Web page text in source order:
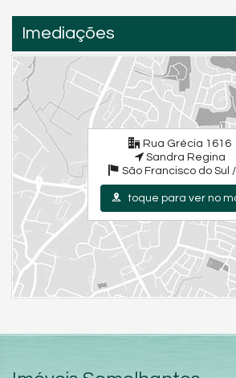
Imediações
Rua Grécia 1616
Sandra Regina
São Francisco do Sul /
toque para ver no